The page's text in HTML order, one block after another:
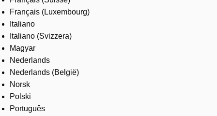
Français (Luxembourg)
Italiano
Italiano (Svizzera)
Magyar
Nederlands
Nederlands (België)
Norsk
Polski
Português